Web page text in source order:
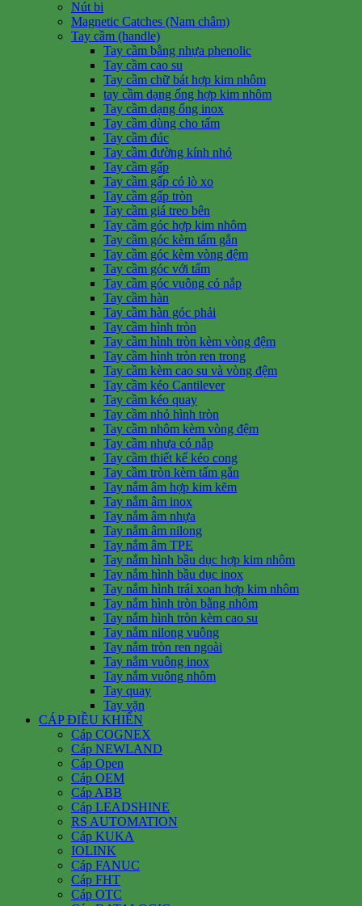
Nút bi
Magnetic Catches (Nam châm)
Tay cầm (handle)
Tay cầm bằng nhựa phenolic
Tay cầm cao su
Tay cầm chữ bát hợp kim nhôm
tay cầm dạng ống hợp kim nhôm
Tay cầm dạng ống inox
Tay cầm dùng cho tấm
Tay cầm đúc
Tay cầm đường kính nhỏ
Tay cầm gấp
Tay cầm gấp có lò xo
Tay cầm gấp tròn
Tay cầm giá treo bên
Tay cầm góc hợp kim nhôm
Tay cầm góc kèm tấm gắn
Tay cầm góc kèm vòng đệm
Tay cầm góc với tấm
Tay cầm góc vuông có nắp
Tay cầm hàn
Tay cầm hàn góc phải
Tay cầm hình tròn
Tay cầm hình tròn kèm vòng đệm
Tay cầm hình tròn ren trong
Tay cầm kèm cao su và vòng đệm
Tay cầm kéo Cantilever
Tay cầm kéo quay
Tay cầm nhỏ hình tròn
Tay cầm nhôm kèm vòng đệm
Tay cầm nhựa có nắp
Tay cầm thiết kế kéo cong
Tay cầm tròn kèm tấm gắn
Tay nắm âm hợp kim kẽm
Tay nắm âm inox
Tay nắm âm nhựa
Tay nắm âm nilong
Tay nắm âm TPE
Tay nắm hình bầu dục hợp kim nhôm
Tay nắm hình bầu dục inox
Tay nắm hình trái xoan hợp kim nhôm
Tay nắm hình tròn bằng nhôm
Tay nắm hình tròn kèm cao su
Tay nắm nilong vuông
Tay nắm tròn ren ngoài
Tay nắm vuông inox
Tay nắm vuông nhôm
Tay quay
Tay vặn
CÁP ĐIỀU KHIỂN
Cáp COGNEX
Cáp NEWLAND
Cáp Open
Cáp OEM
Cáp ABB
Cáp LEADSHINE
RS AUTOMATION
Cáp KUKA
IOLINK
Cáp FANUC
Cáp FHT
Cáp OTC